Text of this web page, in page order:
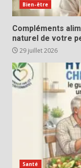
Bien-être
Compléments
naturel de votre
29 juillet 2026
Santé